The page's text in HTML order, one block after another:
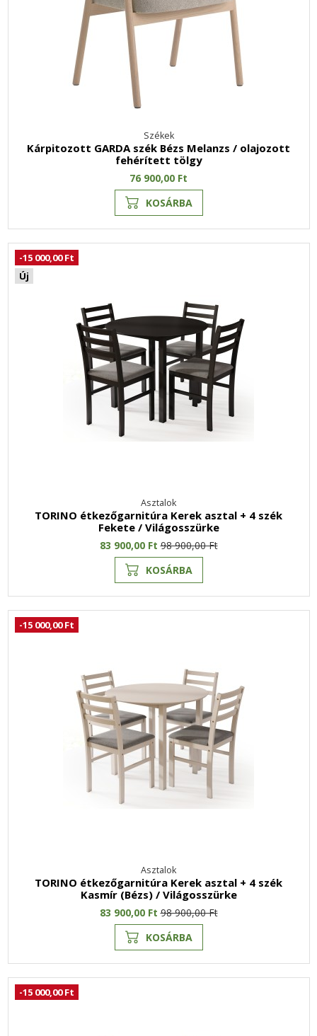
Székek
Kárpitozott GARDA szék Bézs Melanzs / olajozott
fehérített tölgy
76 900,00 Ft
KOSÁRBA
-15 000,00 Ft
Új
Asztalok
TORINO étkezőgarnitúra Kerek asztal + 4 szék
Fekete / Világosszürke
83 900,00 Ft98 900,00 Ft
KOSÁRBA
-15 000,00 Ft
Asztalok
TORINO étkezőgarnitúra Kerek asztal + 4 szék
Kasmír (Bézs) / Világosszürke
83 900,00 Ft98 900,00 Ft
KOSÁRBA
-15 000,00 Ft